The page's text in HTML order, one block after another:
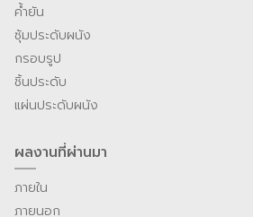
ค้ำยัน
ซุ้มประดับผนัง
กรอบรูป
ชิ้นประดับ
แผ่นประดับผนัง
ผลงานที่ผ่านมา
ภายใน
ภายนอก